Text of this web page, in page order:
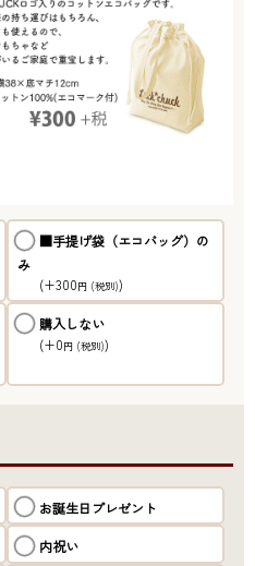
■手提げ袋（エコバッグ）の
み
(+300円 (税別))
購入しない
(+0円 (税別))
お誕生日プレゼント
内祝い